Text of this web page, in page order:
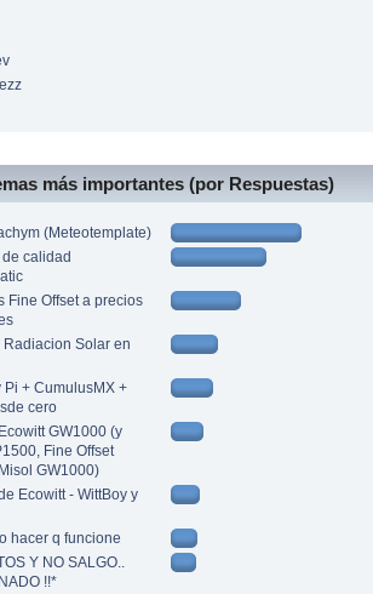
más importantes (por Respuestas)
(Meteotemplate)
calidad
Fine Offset a precios
Radiacion Solar en
Pi + CumulusMX +
cero
GW1000 (y
Fine Offset
GW1000)
Ecowitt - WittBoy y
hacer q funcione
Y NO SALGO..
!!*